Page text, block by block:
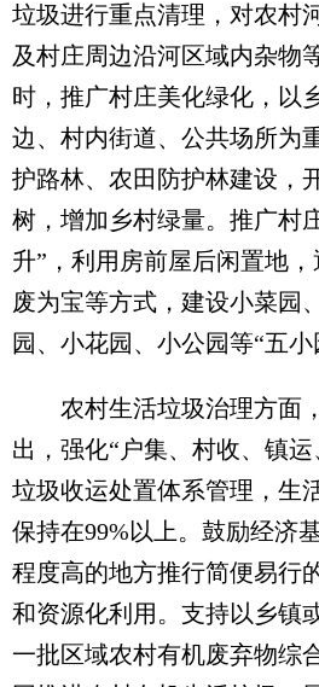
垃圾进行重点清理，对农村
及村庄周边沿河区域内杂物
时，推广村庄美化绿化，以
边、村内街道、公共场所为
护路林、农田防护林建设，
树，增加乡村绿量。推广村
升”，利用房前屋后闲置地
废为宝等方式，建设小菜园
园、小花园、小公园等“五小
农村生活垃圾治理方面
出，强化“户集、村收、镇
垃圾收运处置体系管理，生
保持在99%以上。鼓励经济
程度高的地方推行简便易行
和资源化利用。支持以乡镇
一批区域农村有机废弃物综